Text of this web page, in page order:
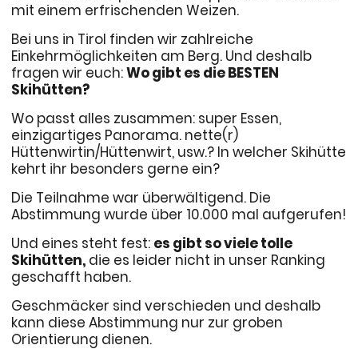
mit einem erfrischenden Weizen.
Bei uns in Tirol finden wir zahlreiche
Einkehrmöglichkeiten am Berg. Und deshalb
fragen wir euch:Wo gibt es die BESTEN
Skihütten?
Wo passt alles zusammen: super Essen,
einzigartiges Panorama. nette(r)
Hüttenwirtin/Hüttenwirt, usw.? In welcher Skihütte
kehrt ihr besonders gerne ein?
Die Teilnahme war überwältigend. Die
Abstimmung wurde über 10.000 mal aufgerufen!
Und eines steht fest: es gibt so viele tolle
Skihütten, die es leider nicht in unser Ranking
geschafft haben.
Geschmäcker sind verschieden und deshalb
kann diese Abstimmung nur zur groben
Orientierung dienen.